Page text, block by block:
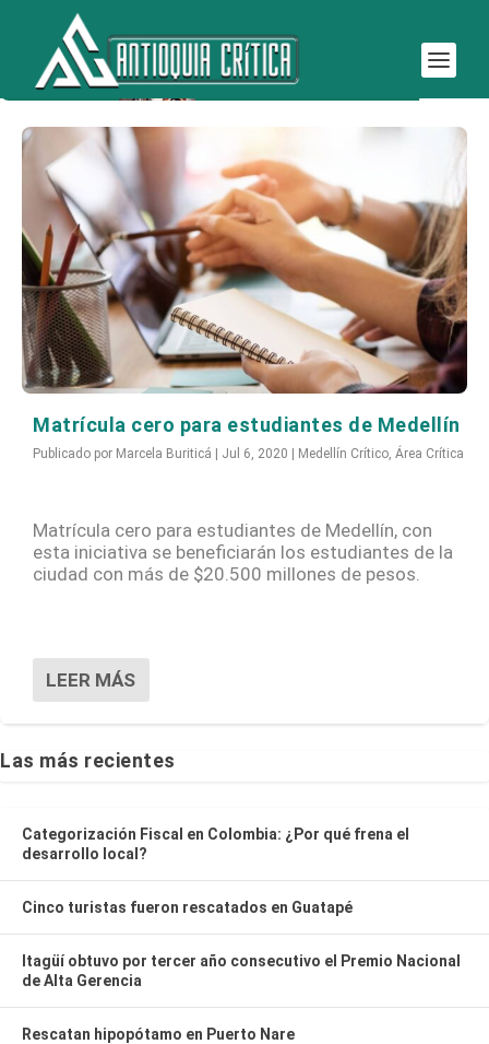
Etiqueta:
Matrícula cero para estudiantes de Medellín
Publicado por Marcela Buriticá Jul 6, 2020 Medellín Crítico, Área Crítica
Matrícula cero para estudiantes de Medellín, con
esta iniciativa se beneficiarán los estudiantes de la
ciudad con más de $20.500 millones de pesos.
LEER MÁS
Las más recientes
Categorización Fiscal en Colombia: ¿Por qué frena el
desarrollo local?
Cinco turistas fueron rescatados en Guatapé
Itagüí obtuvo por tercer año consecutivo el Premio Nacional
de Alta Gerencia
Rescatan hipopótamo en Puerto Nare